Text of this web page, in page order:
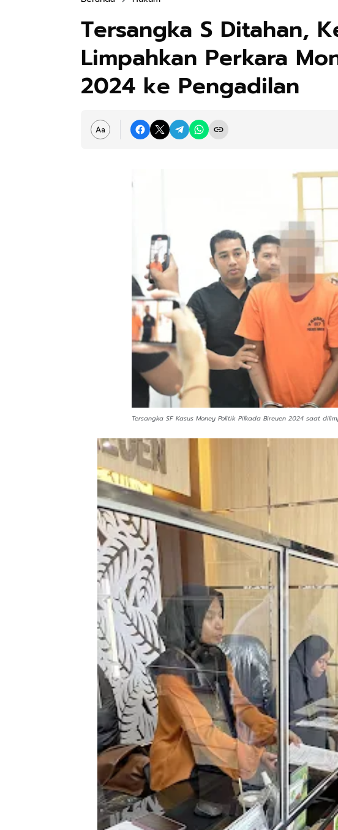
Tersangka S Ditahan,
Limpahkan Perkara
2024 ke Pengadilan
Tersangka SF Kasus Money Politik Pilkada Bireuen 2024 saat